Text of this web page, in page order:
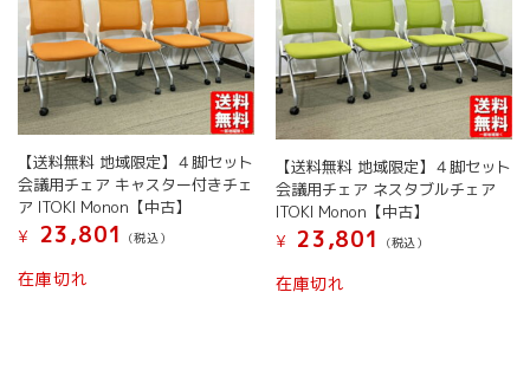
【送料無料 地域限定】４脚セット
会議用チェア キャスター付きチェ
ア ITOKI Monon【中古】
¥
23,801 (税込）
在庫切れ
【送料無料 地域限定】４脚セット
会議用チェア ネスタブルチェア
ITOKI Monon【中古】
¥ 23,801 (税込）
在庫切れ